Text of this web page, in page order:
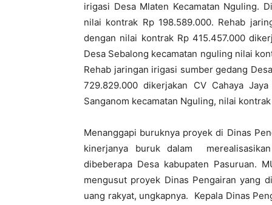
irigasi Desa Mlaten Kecamatan Nguling.
nilai kontrak Rp 198.589.000. Rehab
dengan nilai kontrak Rp 415.457.000
Desa Sebalong kecamatan nguling nilai
Rehab jaringan irigasi sumber gedang
729.829.000 dikerjakan CV Cahaya
Sanganom kecamatan Nguling, nilai
Menanggapi buruknya proyek di Dinas
kinerjanya buruk dalam
dibeberapa Desa kabupaten Pasuruan.
mengusut proyek Dinas Pengairan yang
uang rakyat, ungkapnya. Kepala Dinas